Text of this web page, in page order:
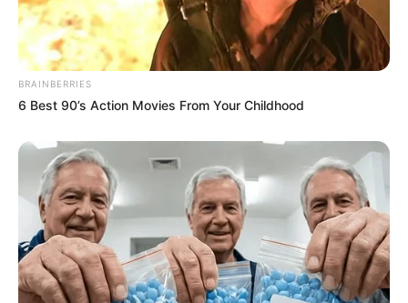
BRAINBERRIES
6 Best 90’s Action Movies From Your Childhood